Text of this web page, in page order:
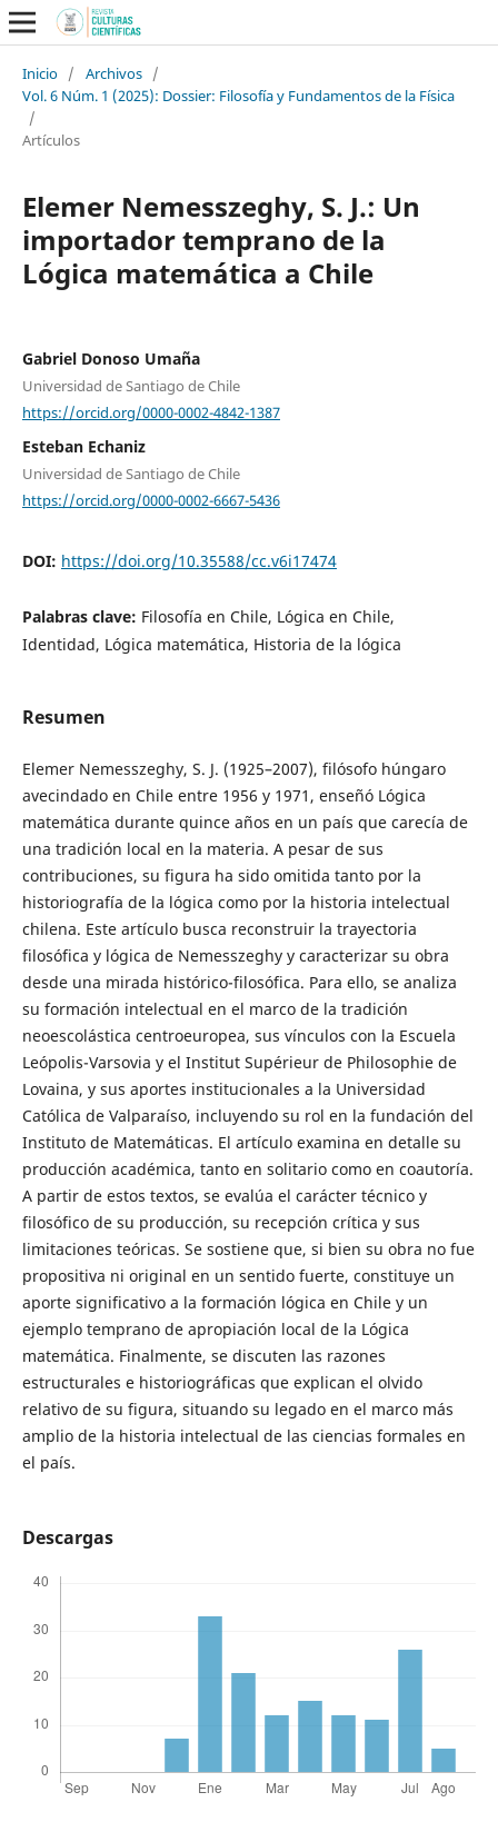
Inicio / Archivos /
Vol. 6 Núm. 1 (2025): Dossier: Filosofía y Fundamentos de la Física
/
Artículos
Elemer Nemesszeghy, S. J.: Un
importador temprano de la
Lógica matemática a Chile
Gabriel Donoso Umaña
Universidad de Santiago de Chile
https://orcid.org/0000-0002-4842-1387
Esteban Echaniz
Universidad de Santiago de Chile
https://orcid.org/0000-0002-6667-5436
DOI: https://doi.org/10.35588/cc.v6i17474
Palabras clave: Filosofía en Chile, Lógica en Chile,
Identidad, Lógica matemática, Historia de la lógica
Resumen
Elemer Nemesszeghy, S. J. (1925–2007), filósofo húngaro
avecindado en Chile entre 1956 y 1971, enseñó Lógica
matemática durante quince años en un país que carecía de
una tradición local en la materia. A pesar de sus
contribuciones, su figura ha sido omitida tanto por la
historiografía de la lógica como por la historia intelectual
chilena. Este artículo busca reconstruir la trayectoria
filosófica y lógica de Nemesszeghy y caracterizar su obra
desde una mirada histórico-filosófica. Para ello, se analiza
su formación intelectual en el marco de la tradición
neoescolástica centroeuropea, sus vínculos con la Escuela
Leópolis-Varsovia y el Institut Supérieur de Philosophie de
Lovaina, y sus aportes institucionales a la Universidad
Católica de Valparaíso, incluyendo su rol en la fundación del
Instituto de Matemáticas. El artículo examina en detalle su
producción académica, tanto en solitario como en coautoría.
A partir de estos textos, se evalúa el carácter técnico y
filosófico de su producción, su recepción crítica y sus
limitaciones teóricas. Se sostiene que, si bien su obra no fue
propositiva ni original en un sentido fuerte, constituye un
aporte significativo a la formación lógica en Chile y un
ejemplo temprano de apropiación local de la Lógica
matemática. Finalmente, se discuten las razones
estructurales e historiográficas que explican el olvido
relativo de su figura, situando su legado en el marco más
amplio de la historia intelectual de las ciencias formales en
el país.
Descargas